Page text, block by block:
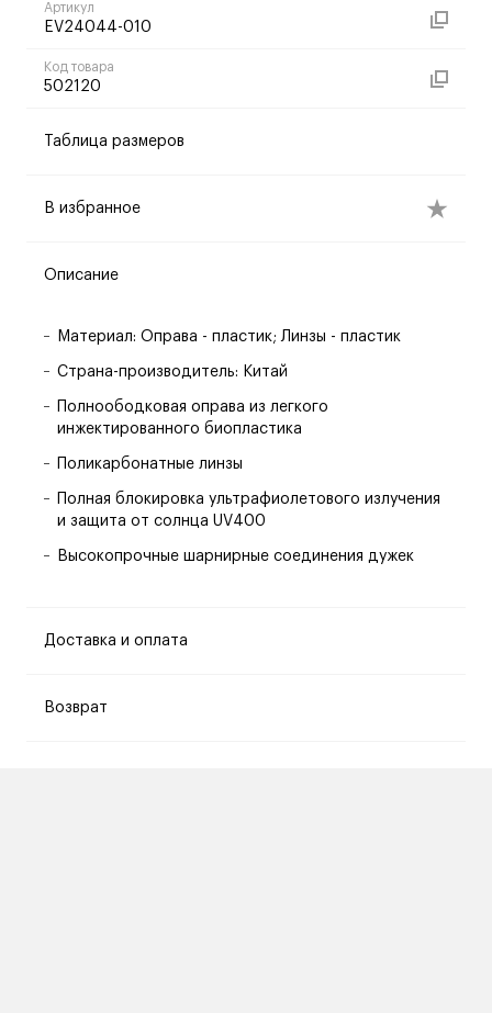
Артикул
EV24044-010
Код товара
502120
Таблица размеров
В избранное
Описание
Материал: Оправа - пластик; Линзы - пластик
Страна-производитель: Китай
Полноободковая оправа из легкого
инжектированного биопластика
Поликарбонатные линзы
Полная блокировка ультрафиолетового излучения
и защита от солнца UV400
Высокопрочные шарнирные соединения дужек
Доставка и оплата
Возврат